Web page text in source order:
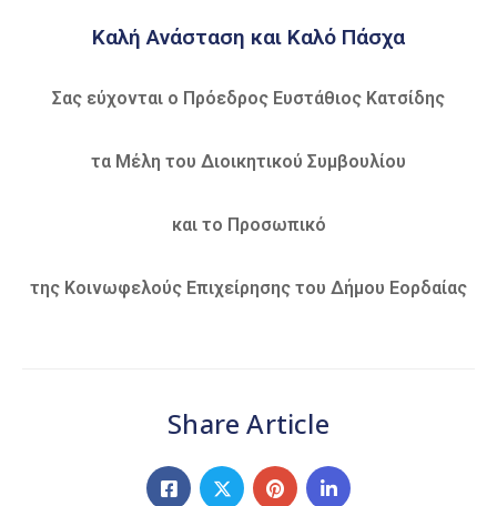
Καλή Ανάσταση και Καλό Πάσχα
Σας εύχονται ο Πρόεδρος Ευστάθιος Κατσίδης
τα Μέλη του Διοικητικού Συμβουλίου
και το Προσωπικό
της Κοινωφελούς Επιχείρησης του Δήμου Εορδαίας
Share Article